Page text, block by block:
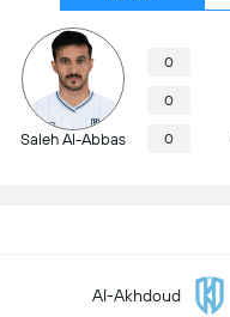
Al-Akhdoud
Saleh Al-Abbas
0
0
0